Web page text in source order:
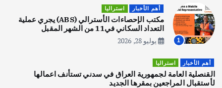
2
اصبح بطلاً لأستراليا بلعبة كمال الاجسام
يوليو 30, 2026
3
يوليو 30, 2026
1
أهم الأخبار استراليا
مكتب الإحصاءات الأسترالي (ABS) يجري عملية
التعداد السكاني في11 من الشهر المقبل
يوليو 28, 2026
أهم الأخبار استراليا
القنصلية العامة لجمهورية العراق في سدني تستأنف اعمالها
لأستقبال المراجعين بمقرها الجديد